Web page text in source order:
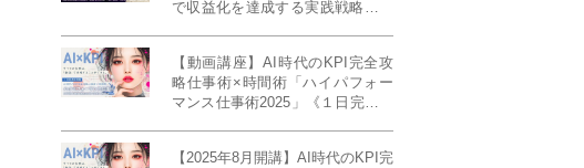
で収益化を達成する実践戦略！ゲ
発信力養成ラボNEO》
【動画講座】AI時代のKPI完全攻
略仕事術×時間術「ハイパフォー
マンス仕事術2025」《１日完成特
【2025年8月開講】AI時代のKPI完